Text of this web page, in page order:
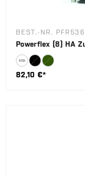
BEST.-NR.
Powerflex (8) HA
82,10 €*